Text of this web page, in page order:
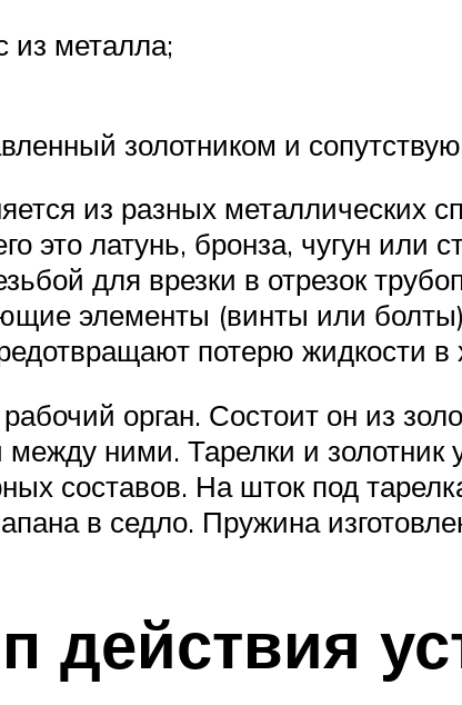
из металла;
золотником и
из разных металлических
это латунь, бронза, чугун
для врезки в отрезок
элементы (винты или
потерю жидкости в
орган. Состоит он из
между ними. Тарелки и
составов. На шток под
в седло. Пружина
действия